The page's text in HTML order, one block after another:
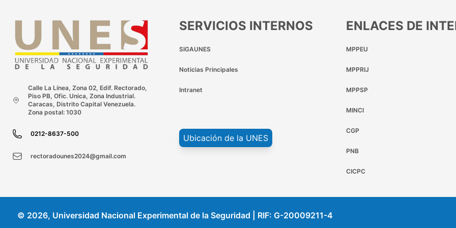
Calle La Línea, Zona 02, Edif. Rectorado,
Piso PB, Ofic. Unica, Zona Industrial.
Caracas, Distrito Capital Venezuela.
Zona postal: 1030
0212-8637-500
rectoradounes2024@gmail.com
SERVICIOS INTERNOS
SIGAUNES
Noticias Principales
Intranet
Ubicación de la UNES
ENLACES DE
MPPEU
MPPRIJ
MPPSP
MINCI
CGP
PNB
CICPC
© 2026, Universidad Nacional Experimental de la Seguridad | RIF: G-20009211-4